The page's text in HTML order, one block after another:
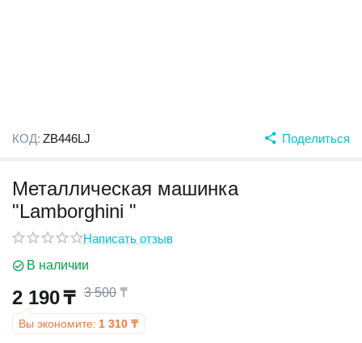
КОД: ZB446LJ Поделиться
Металлическая машинка
"Lamborghini "
Написать отзыв
В наличии
2 190₸ 3 500 ₸
Вы экономите: 1 310 ₸